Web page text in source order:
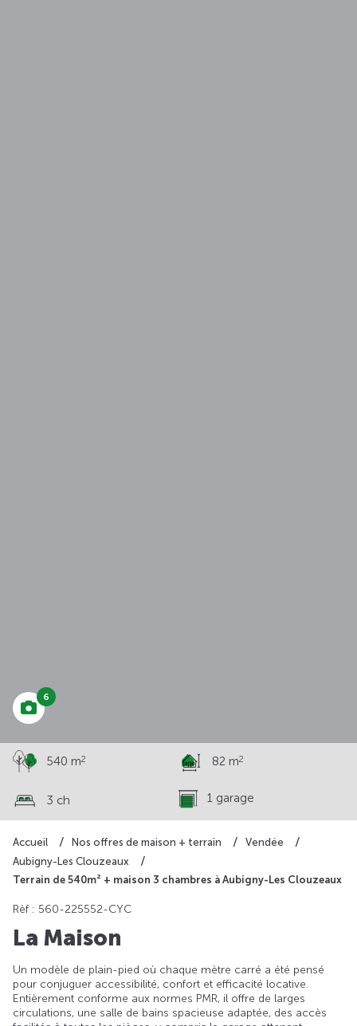
Accueil Nos offres de maison + terrain
Vendée
Aubigny-Les Clouzeaux
Terrain de 540m² + maison 3 chambres à Aubigny-Les Clouzeaux
6
540 m2 82 m2
3 ch 1 garage
Rèf : 560-225552-CYC
La Maison
Un modèle de plain-pied où chaque mètre carré a été pensé
pour conjuguer accessibilité, confort et efficacité locative.
Entièrement conforme aux normes PMR, il offre de larges
circulations, une salle de bains spacieuse adaptée, des accès